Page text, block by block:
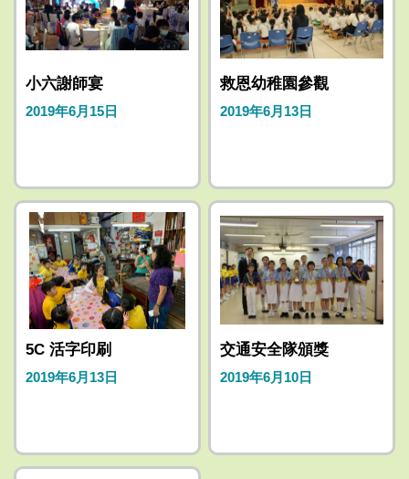
小六謝師宴
2019年6月15日
救恩幼稚園參觀
2019年6月13日
5C 活字印刷
2019年6月13日
交通安全隊頒獎
2019年6月10日